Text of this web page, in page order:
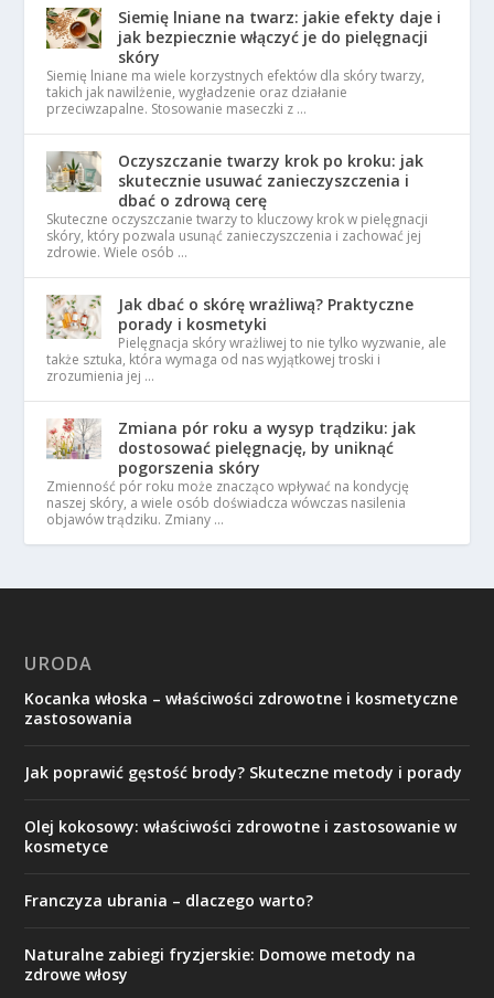
Siemię lniane na twarz: jakie efekty daje i
jak bezpiecznie włączyć je do pielęgnacji
skóry
Siemię lniane ma wiele korzystnych efektów dla skóry twarzy,
takich jak nawilżenie, wygładzenie oraz działanie
przeciwzapalne. Stosowanie maseczki z …
Oczyszczanie twarzy krok po kroku: jak
skutecznie usuwać zanieczyszczenia i
dbać o zdrową cerę
Skuteczne oczyszczanie twarzy to kluczowy krok w pielęgnacji
skóry, który pozwala usunąć zanieczyszczenia i zachować jej
zdrowie. Wiele osób …
Jak dbać o skórę wrażliwą? Praktyczne
porady i kosmetyki
Pielęgnacja skóry wrażliwej to nie tylko wyzwanie, ale
także sztuka, która wymaga od nas wyjątkowej troski i
zrozumienia jej …
Zmiana pór roku a wysyp trądziku: jak
dostosować pielęgnację, by uniknąć
pogorszenia skóry
Zmienność pór roku może znacząco wpływać na kondycję
naszej skóry, a wiele osób doświadcza wówczas nasilenia
objawów trądziku. Zmiany …
URODA
Kocanka włoska – właściwości zdrowotne i kosmetyczne
zastosowania
Jak poprawić gęstość brody? Skuteczne metody i porady
Olej kokosowy: właściwości zdrowotne i zastosowanie w
kosmetyce
Franczyza ubrania – dlaczego warto?
Naturalne zabiegi fryzjerskie: Domowe metody na
zdrowe włosy